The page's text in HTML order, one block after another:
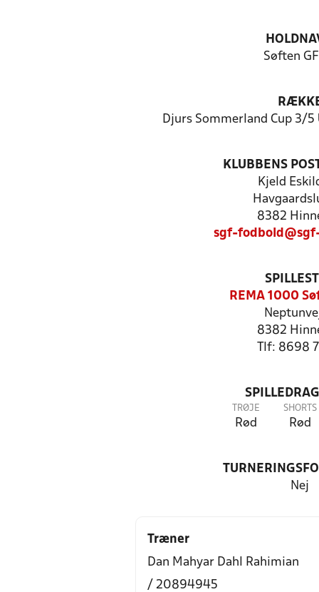
Søften
Djurs Sommerland Cup 3/5
KLUBBENS
Kjeld
8382
sgf-
REMA 1000
8382
Tlf: 8698
TRØJE
Rød
SHORTS
Rød
Nej
Træner
Dan Mahyar Dahl Rahimian
/ 20894945